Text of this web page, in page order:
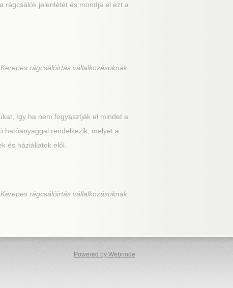
rágcsálók jelenlétét és mondja el ezt a
rágcsálóirtás vállalkozásoknak
így ha nem fogyasztják el mindet a
hatóanyaggal rendelkezik, melyet a
és háziállatok elől.
rágcsálóirtás vállalkozásoknak
Powered by Webnode